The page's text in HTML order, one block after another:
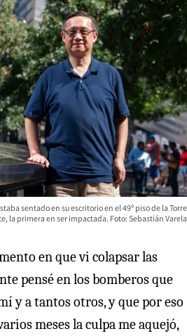
sentado en su escritorio en el 49º piso de la Torre
la primera en ser impactada. Foto: Sebastián Varela
en que vi colapsar las
pensé en los bomberos que
y a tantos otros, y que por eso
meses la culpa me aquejó,